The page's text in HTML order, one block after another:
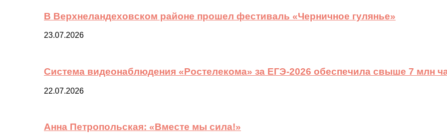
В Верхнеландеховском районе прошел фестиваль «Черничное гулянье»
23.07.2026
Система видеонаблюдения «Ростелекома» за ЕГЭ-2026 обеспечила свыше 7 млн
22.07.2026
Анна Петропольская: «Вместе мы сила!»